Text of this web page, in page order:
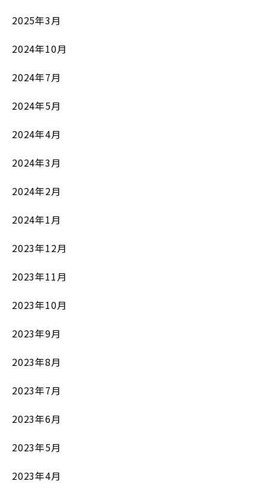
2025年3月
2024年10月
2024年7月
2024年5月
2024年4月
2024年3月
2024年2月
2024年1月
2023年12月
2023年11月
2023年10月
2023年9月
2023年8月
2023年7月
2023年6月
2023年5月
2023年4月